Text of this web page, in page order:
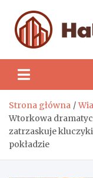
content
Strona główna
Wtorkowa
zatrzaskuje
pokładzie